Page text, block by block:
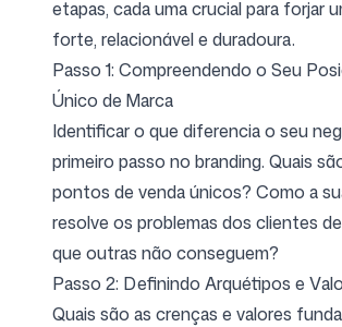
etapas, cada uma crucial para forjar
forte, relacionável e duradoura.
Passo 1: Compreendendo o Seu
Único de Marca
Identificar o que diferencia o seu
primeiro passo no branding. Quais
pontos de venda únicos? Como a
resolve os problemas dos clientes
que outras não conseguem?
Passo 2: Definindo Arquétipos e
Quais são as crenças e valores